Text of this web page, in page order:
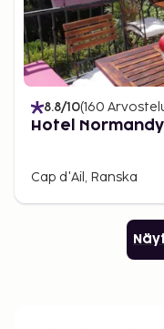
8.8/10(160
Hotel Normandy
Cap d'Ail, Ranska